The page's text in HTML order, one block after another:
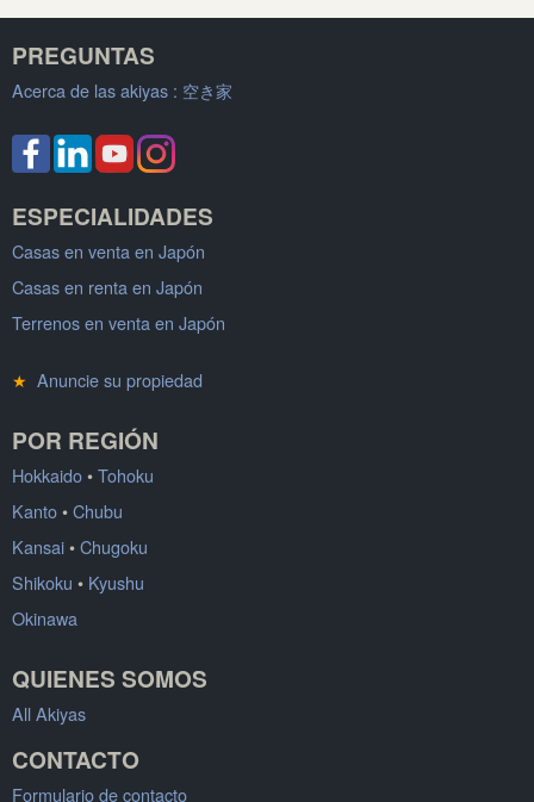
PREGUNTAS
Acerca de las akiyas : 空き家
ESPECIALIDADES
Casas en venta en Japón
Casas en renta en Japón
Terrenos en venta en Japón
★ Anuncie su propiedad
POR REGIÓN
Hokkaido•Tohoku
Kanto•Chubu
Kansai•Chugoku
Shikoku • Kyushu
Okinawa
QUIENES SOMOS
All Akiyas
CONTACTO
Formulario de contacto